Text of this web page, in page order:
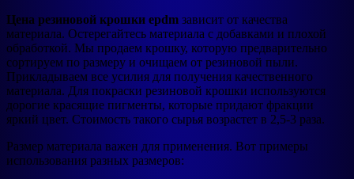
Цена резиновой крошки epdm зависит от качества
материала. Остерегайтесь материала с добавками и плохой
обработкой. Мы продаем крошку, которую предварительно
сортируем по размеру и очищаем от резиновой пыли.
Прикладываем все усилия для получения качественного
материала. Для покраски резиновой крошки используются
дорогие красящие пигменты, которые придают фракции
яркий цвет. Стоимость такого сырья возрастет в 2,5-3 раза.
Размер материала важен для применения. Вот примеры
использования разных размеров: